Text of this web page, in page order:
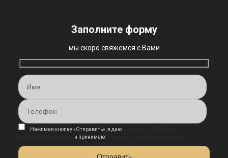
Заполните форму
мы скоро свяжемся с Вами
Нажимая кнопку «Отправить», я даю
и принимаю